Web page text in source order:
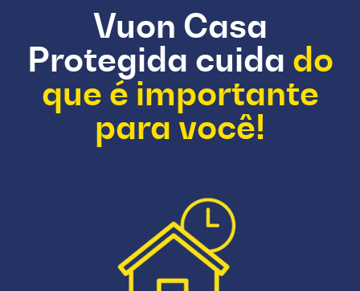
Vuon Casa
Protegida cuida do
que é importante
para você!